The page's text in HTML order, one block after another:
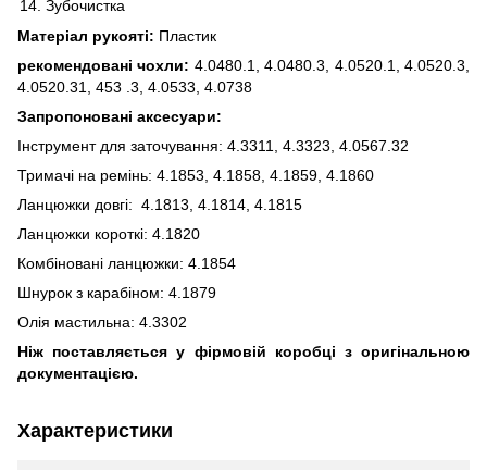
Зубочистка
Матеріал рукояті: Пластик
рекомендовані чохли: 4.0480.1, 4.0480.3, 4.0520.1, 4.0520.3,
4.0520.31, 453 .3, 4.0533, 4.0738
Запропоновані аксесуари:
Інструмент для заточування: 4.3311, 4.3323, 4.0567.32
Тримачі на ремінь: 4.1853, 4.1858, 4.1859, 4.1860
Ланцюжки довгі: 4.1813, 4.1814, 4.1815
Ланцюжки короткі: 4.1820
Комбіновані ланцюжки: 4.1854
Шнурок з карабіном: 4.1879
Олія мастильна: 4.3302
Ніж поставляється у фірмовій коробці з оригінальною
документацією.
Характеристики